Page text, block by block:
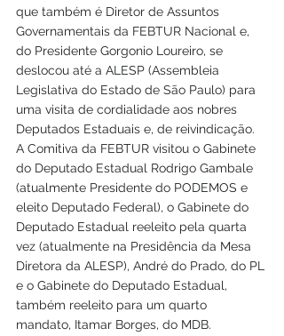
que também é Diretor de Assuntos
Governamentais da FEBTUR Nacional e,
do Presidente Gorgonio Loureiro, se
deslocou até a ALESP (Assembleia
Legislativa do Estado de São Paulo) para
uma visita de cordialidade aos nobres
Deputados Estaduais e, de reivindicação.
A Comitiva da FEBTUR visitou o Gabinete
do Deputado Estadual Rodrigo Gambale
(atualmente Presidente do PODEMOS e
eleito Deputado Federal), o Gabinete do
Deputado Estadual reeleito pela quarta
vez (atualmente na Presidência da Mesa
Diretora da ALESP), André do Prado, do PL
e o Gabinete do Deputado Estadual,
também reeleito para um quarto
mandato, Itamar Borges, do MDB.